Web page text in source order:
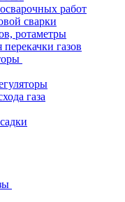
работ
сварки
ротаметры
перекачки газов
газа